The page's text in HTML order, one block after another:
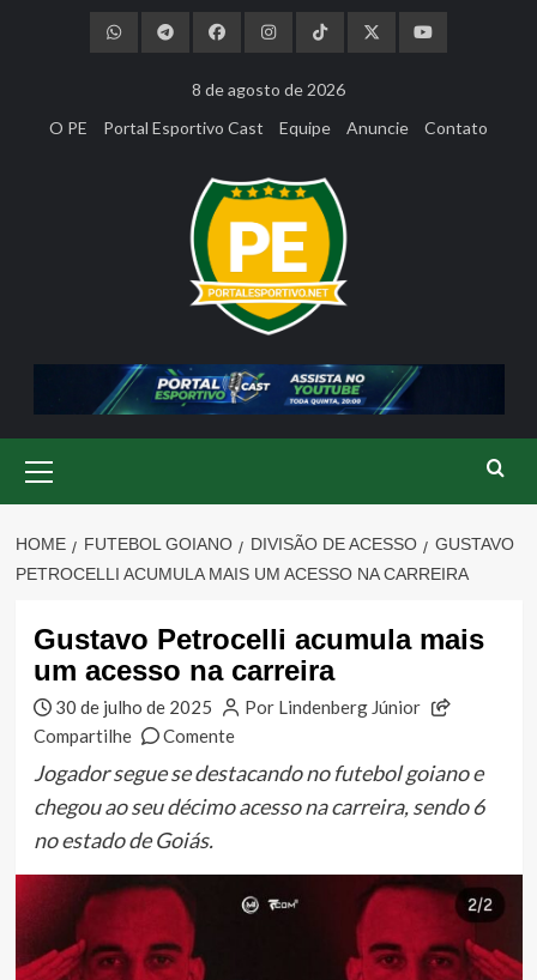
8 de agosto de 2026
O PE
Portal Esportivo Cast Equipe Anuncie Contato
Menu
HOME FUTEBOL GOIANO DIVISÃO DE ACESSO
GUSTAVO
PETROCELLI ACUMULA MAIS UM ACESSO NA CARREIRA
Gustavo Petrocelli acumula mais
um acesso na carreira
30 de julho de 2025
Por Lindenberg Júnior
Compartilhe
Comente
Jogador segue se destacando no futebol goiano e
chegou ao seu décimo acesso na carreira, sendo 6
no estado de Goiás.